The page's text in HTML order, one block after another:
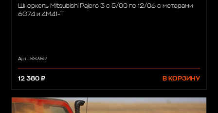
Шноркель Mitsubishi Pajero 3 c 5/00 по 12/06 с моторами
6G74 и 4M41-T
Арт.: SS35R
12 380 ₽ В КОРЗИНУ